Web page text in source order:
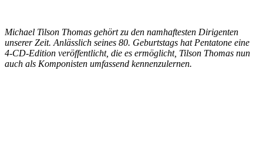
Michael Tilson Thomas gehört zu den namhaftesten Dirigenten
unserer Zeit. Anlässlich seines 80. Geburtstags hat Pentatone eine
4-CD-Edition veröffentlicht, die es ermöglicht, Tilson Thomas nun
auch als Komponisten umfassend kennenzulernen.